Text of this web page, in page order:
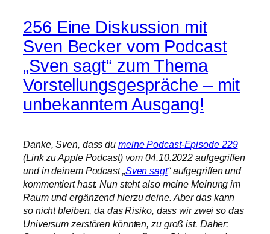
256 Eine Diskussion mit
Sven Becker vom Podcast
„Sven sagt“ zum Thema
Vorstellungsgespräche – mit
unbekanntem Ausgang!
Danke, Sven, dass du meine Podcast-Episode 229
(Link zu Apple Podcast) vom 04.10.2022 aufgegriffen
und in deinem Podcast „Sven sagt“ aufgegriffen und
kommentiert hast. Nun steht also meine Meinung im
Raum und ergänzend hierzu deine. Aber das kann
so nicht bleiben, da das Risiko, dass wir zwei so das
Universum zerstören könnten, zu groß ist. Daher: